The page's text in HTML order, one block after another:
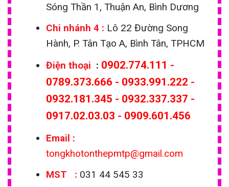
Sóng Thần 1, Thuận An, Bình Dương
Chi nhánh 4 : Lô 22 Đường Song
Hành, P. Tân Tạo A, Bình Tân, TPHCM
Điện thoại : 0902.774.111 -
0789.373.666 - 0933.991.222 -
0932.181.345 - 0932.337.337 -
0917.02.03.03 - 0909.601.456
Email :
tongkhotonthepmtp@gmail.com
MST : 031 44 545 33